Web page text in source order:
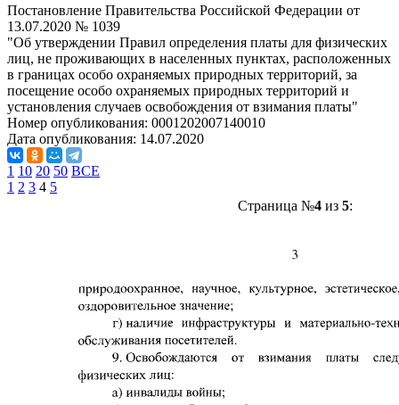
Постановление Правительства Российской Федерации от
13.07.2020 № 1039
"Об утверждении Правил определения платы для физических
лиц, не проживающих в населенных пунктах, расположенных
в границах особо охраняемых природных территорий, за
посещение особо охраняемых природных территорий и
установления случаев освобождения от взимания платы"
Номер опубликования: 0001202007140010
Дата опубликования: 14.07.2020
1 10 20 50 ВСЕ
1 2 3 4 5
Страница №4из 5: